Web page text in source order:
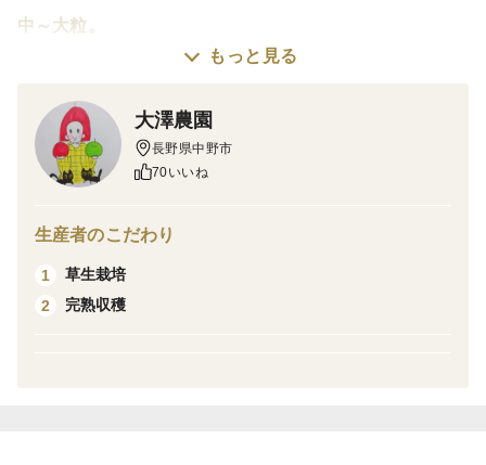
中～大粒。
家庭用
もっと見る
大澤農園
長野県中野市
70いいね
生産者のこだわり
1
草生栽培
2
完熟収穫